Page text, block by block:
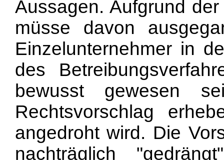
Aussagen. Aufgrund
müsse davon
Einzelunternehmer in
des
bewusst gewesen
Rechtsvorschlag
angedroht wird. Die
nachträglich